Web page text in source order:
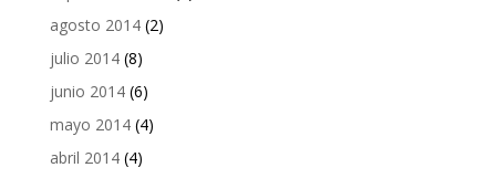
agosto 2014(2)
julio 2014(8)
junio 2014(6)
mayo 2014(4)
abril 2014(4)